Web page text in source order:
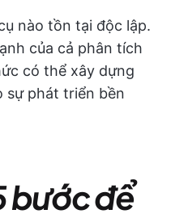
nào tồn tại độc lập.
của cả phân tích
có thể xây dựng
sự phát triển bền
bước để